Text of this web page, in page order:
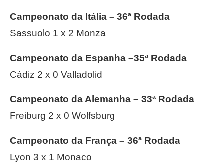
Campeonato da Itália – 36ª Rodada
Sassuolo 1 x 2 Monza
Campeonato da Espanha –35ª Rodada
Cádiz 2 x 0 Valladolid
Campeonato da Alemanha – 33ª Rodada
Freiburg 2 x 0 Wolfsburg
Campeonato da França – 36ª Rodada
Lyon 3 x 1 Monaco